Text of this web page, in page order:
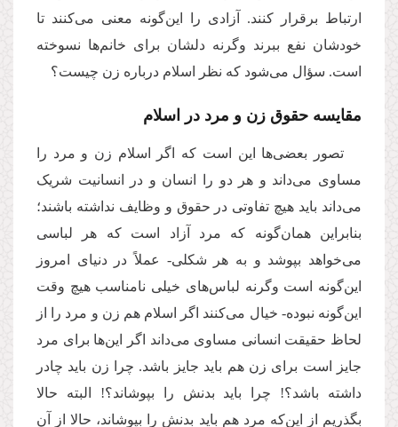
ارتباط برقرار کنند. آزادی‌ را این‌گونه معنی می‌کنند تا
خودشان نفع ببرند وگرنه دلشان برای خانم‌ها نسوخته
است. سؤال می‌شود که نظر اسلام درباره زن چیست؟
مقایسه حقوق زن و مرد در اسلام
تصور بعضی‌ها این است که اگر اسلام زن و مرد را
مساوی می‌داند و هر دو را انسان و در انسانیت شریک
می‌داند باید هیچ تفاوتی در حقوق و وظایف نداشته باشند؛
بنابراین همان‌گونه که مرد آزاد است که هر لباسی
می‌خواهد بپوشد و به هر شکلی- عملاً در دنیای امروز
این‌گونه است وگرنه لباس‌های خیلی نامناسب هیچ ‌وقت
این‌گونه نبوده- خیال می‌کنند اگر اسلام هم زن و مرد را از
لحاظ حقیقت انسانی مساوی می‌داند اگر این‌ها برای مرد
جایز است برای زن هم باید جایز باشد. چرا زن باید چادر
داشته باشد؟! چرا باید بدنش را بپوشاند؟! البته حالا
بگذریم از این‌که مرد هم باید بدنش را بپوشاند، حالا از آن